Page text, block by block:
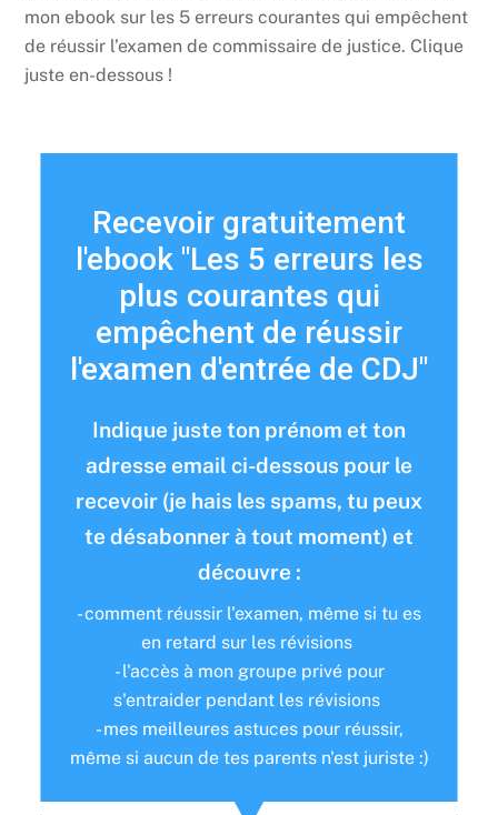
mon ebook sur les 5 erreurs courantes qui empêchent
de réussir l’examen de commissaire de justice. Clique
juste en-dessous !
Recevoir gratuitement
l'ebook "Les 5 erreurs les
plus courantes qui
empêchent de réussir
l'examen d'entrée de CDJ"
Indique juste ton prénom et ton
adresse email ci-dessous pour le
recevoir (je hais les spams, tu peux
te désabonner à tout moment) et
découvre :
- comment réussir l'examen, même si tu es
en retard sur les révisions
- l'accès à mon groupe privé pour
s'entraider pendant les révisions
- mes meilleures astuces pour réussir,
même si aucun de tes parents n'est juriste :)